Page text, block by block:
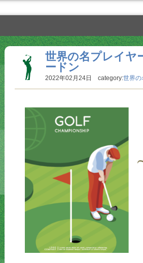
世界の名プレイヤ
ードン
2022年02月24日 category:世界の